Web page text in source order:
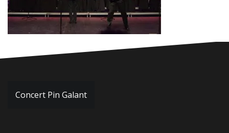
Navigation
Concert Pin Galant